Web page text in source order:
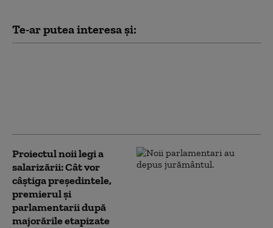
Te-ar putea interesa și:
Proiectul noii legi a
salarizării: Cât vor
câștiga președintele,
premierul și
parlamentarii după
majorările etapizate